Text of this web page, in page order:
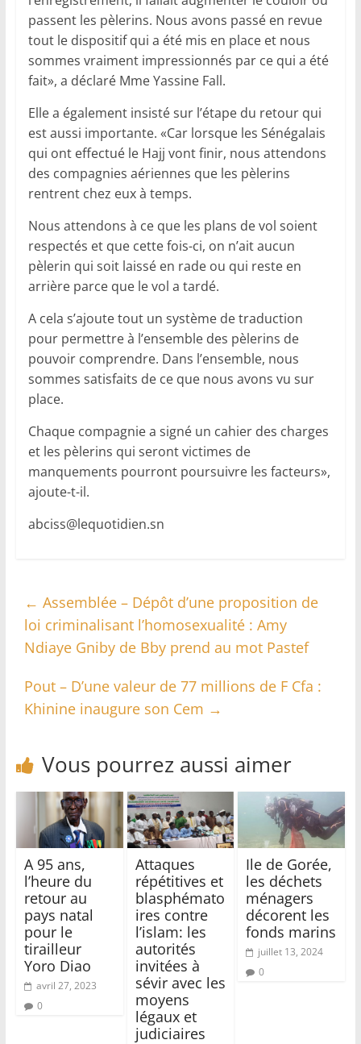
passent les pèlerins. Nous avons passé en revue
tout le dispositif qui a été mis en place et nous
sommes vraiment impressionnés par ce qui a été
fait», a déclaré Mme Yassine Fall.
Elle a également insisté sur l’étape du retour qui
est aussi importante. «Car lorsque les Sénégalais
qui ont effectué le Hajj vont finir, nous attendons
des compagnies aériennes que les pèlerins
rentrent chez eux à temps.
Nous attendons à ce que les plans de vol soient
respectés et que cette fois-ci, on n’ait aucun
pèlerin qui soit laissé en rade ou qui reste en
arrière parce que le vol a tardé.
A cela s’ajoute tout un système de traduction
pour permettre à l’ensemble des pèlerins de
pouvoir comprendre. Dans l’ensemble, nous
sommes satisfaits de ce que nous avons vu sur
place.
Chaque compagnie a signé un cahier des charges
et les pèlerins qui seront victimes de
manquements pourront poursuivre les facteurs»,
ajoute-t-il.
abciss@lequotidien.sn
← Assemblée – Dépôt d’une proposition de
loi criminalisant l’homosexualité : Amy
Ndiaye Gniby de Bby prend au mot Pastef
Pout – D’une valeur de 77 millions de F Cfa :
Khinine inaugure son Cem →
Vous pourrez aussi aimer
A 95 ans,
l’heure du
retour au
pays natal
pour le
tirailleur
Yoro Diao
avril 27, 2023
0
Attaques
répétitives et
blasphémato
ires contre
l’islam: les
autorités
invitées à
sévir avec les
moyens
légaux et
judiciaires
Ile de Gorée,
les déchets
ménagers
décorent les
fonds marins
juillet 13, 2024
0